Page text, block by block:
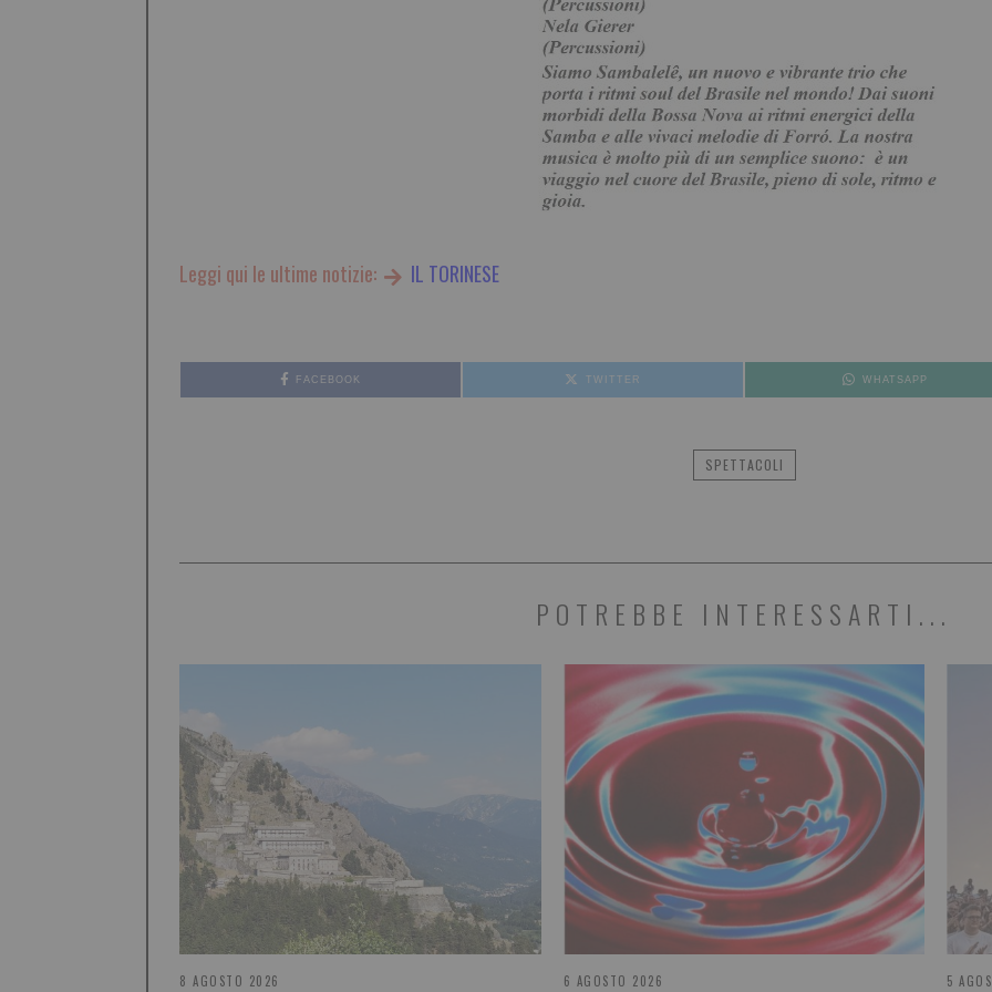
Leggi qui le ultime notizie: IL TORINESE
FACEBOOK TWITTER WHATSAPP
SPETTACOLI
POTREBBE INTERESSARTI...
8 AGOSTO 2026 6 AGOSTO 2026 5